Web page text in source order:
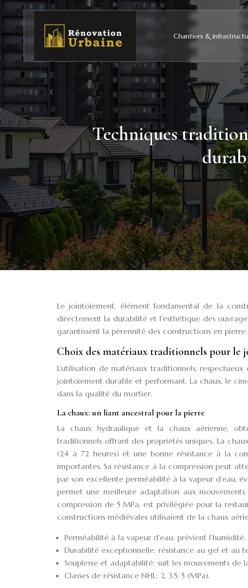
Chantiers &
Techniques
Le jointoiement, élément fondamental de la
directement la durabilité et l’esthétique des
garantissent la pérennité des constructions en pierre.
Choix des matériaux traditionnels pour le
L’utilisation de matériaux traditionnels,
jointoiement durable et performant. La chaux, le
dans la qualité du mortier.
La chaux: un liant ancestral pour la pierre
La chaux hydraulique et la chaux aérienne,
traditionnels offrant des propriétés uniques. La
(24 à 72 heures) et une bonne résistance à la
importantes. Sa résistance à la compression peut
par son excellente perméabilité à la vapeur d’eau,
permet une meilleure adaptation aux
compression de 5 MPa, est privilégiée pour la
constructions médiévales utilisaient de la chaux
Perméabilité à la vapeur d’eau: prévient l’humidité.
Durabilité exceptionnelle: résistance au gel et au
Souplesse et adaptabilité: suit les mouvements de
Classes de résistance NHL: 2, 3.5, 5 (MPa).